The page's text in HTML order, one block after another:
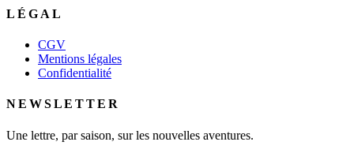
LÉGAL
CGV
Mentions légales
Confidentialité
NEWSLETTER
Une lettre, par saison, sur les nouvelles aventures.